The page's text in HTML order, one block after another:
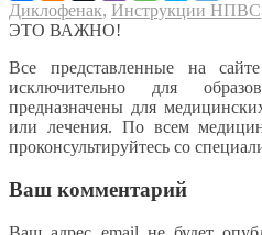
Диклофенак, Инструкции НПВС
ЭТО ВАЖНО!
Все представленные на
исключительно для
предназначены для
или лечения. По всем
проконсультируйтесь со
Ваш комментарий